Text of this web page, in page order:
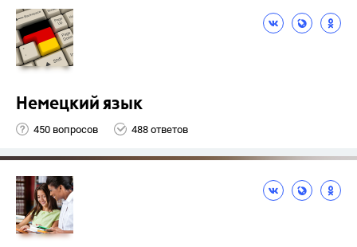
Немецкий язык
450 вопросов 488 ответов